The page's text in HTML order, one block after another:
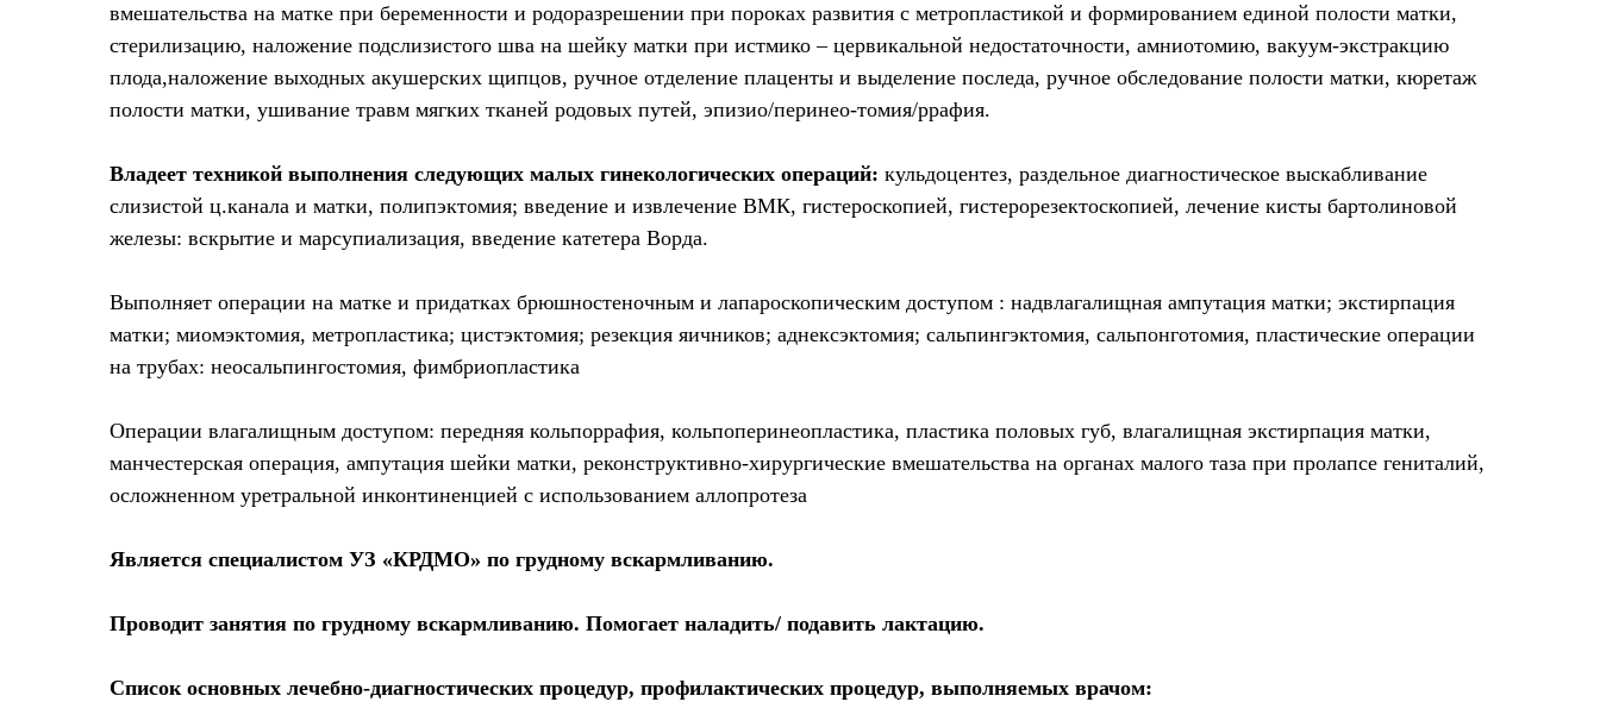
вмешательства на матке при беременности и родоразрешении при пороках развития с метропластикой и формированием единой полости матки,
стерилизацию, наложение подслизистого шва на шейку матки при истмико – цервикальной недостаточности, амниотомию, вакуум-экстракцию
плода,наложение выходных акушерских щипцов, ручное отделение плаценты и выделение последа, ручное обследование полости матки, кюретаж
полости матки, ушивание травм мягких тканей родовых путей, эпизио/перинео-томия/ррафия.
Владеет техникой выполнения следующих малых гинекологических операций: кульдоцентез, раздельное диагностическое выскабливание
слизистой ц.канала и матки, полипэктомия; введение и извлечение ВМК, гистероскопией, гистерорезектоскопией, лечение кисты бартолиновой
железы: вскрытие и марсупиализация, введение катетера Ворда.
Выполняет операции на матке и придатках брюшностеночным и лапароскопическим доступом : надвлагалищная ампутация матки; экстирпация
матки; миомэктомия, метропластика; цистэктомия; резекция яичников; аднексэктомия; сальпингэктомия, сальпонготомия, пластические операции
на трубах: неосальпингостомия, фимбриопластика
Операции влагалищным доступом: передняя кольпоррафия, кольпоперинеопластика, пластика половых губ, влагалищная экстирпация матки,
манчестерская операция, ампутация шейки матки, реконструктивно-хирургические вмешательства на органах малого таза при пролапсе гениталий,
осложненном уретральной инконтиненцией с использованием аллопротеза
Является специалистом УЗ «КРДМО» по грудному вскармливанию.
Проводит занятия по грудному вскармливанию. Помогает наладить/ подавить лактацию.
Список основных лечебно-диагностических процедур, профилактических процедур, выполняемых врачом: